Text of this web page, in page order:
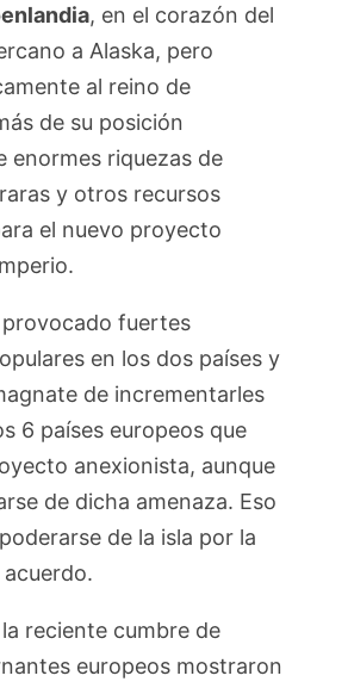
, en el corazón del
a Alaska, pero
al reino de
de su posición
enormes riquezas de
y otros recursos
el nuevo proyecto
fuertes
en los dos países y
de incrementarles
6 países europeos que
anexionista, aunque
de dicha amenaza. Eso
de la isla por la
reciente cumbre de
europeos mostraron